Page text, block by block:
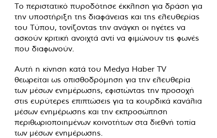
Το περιστατικό πυροδότησε έκκληση για δράση για
την υποστήριξη της διαφάνειας και της ελευθερίας
του Τύπου, τονίζοντας την ανάγκη οι ηγέτες να
ασκούν κριτική ανοιχτά αντί να φιμώνουν τις φωνές
που διαφωνούν.
Αυτή η κίνηση κατά του Medya Haber TV
θεωρείται ως οπισθοδρόμηση για την ελευθερία
των μέσων ενημέρωσης, εφιστώντας την προσοχή
στις ευρύτερες επιπτώσεις για τα κουρδικά κανάλια
μέσων ενημέρωσης και την εκπροσώπηση
περιθωριοποιημένων κοινοτήτων στα διεθνή τοπία
των μέσων ενημέρωσης.